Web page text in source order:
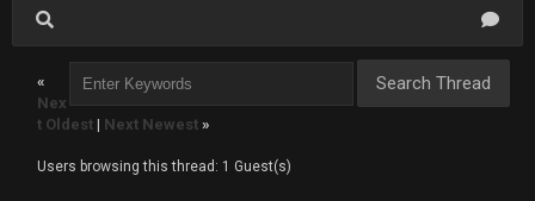
«
Nex
t Oldest | Next Newest »
Users browsing this thread: 1 Guest(s)